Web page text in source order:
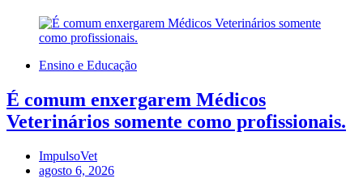
Ensino e Educação
É comum enxergarem Médicos
Veterinários somente como profissionais.
ImpulsoVet
agosto 6, 2026